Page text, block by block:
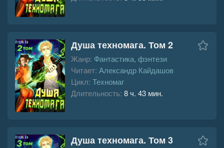
Душа техномага. Том 2
Жанр: Фантастика, фэнтези
Читает: Александр Кайдашов
Цикл: Техномаг
Длительность: 8 ч. 43 мин.
Душа техномага. Том 3